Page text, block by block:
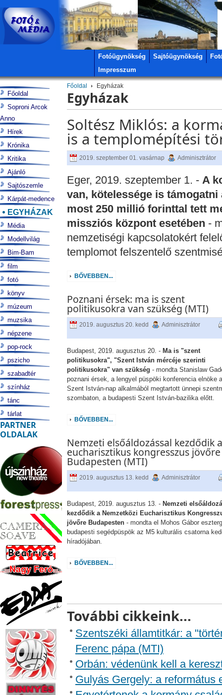
Fotóügynökség Sajtóügynökség
Impresszum
Főoldal Egyházak
Egyházak
Soltész Miklós: a
is a templomépítési
2019. szeptember 01. vasárnap Adminisztrátor
Eger, 2019. szeptember 1. - A
van, kötelessége is
most 250 millió forinttal tett
missziós központ esetében -
nemzetiségi kapcsolatokért
templomot felszentelő
BŐVEBBEN...
Poznani érsek: ma is szent
politikusokra van szükség (MTI)
2019. augusztus 20. kedd Adminisztrátor
Budapest, 2019. augusztus 20. -Ma is "szent
politikusokra", "Szent István mércéje szerinti
politikusokra" van szükség - mondta Stanislaw
poznani érsek, a lengyel püspöki konferencia elnöke a
Szent István-nap alkalmából megtartott ünnepi
szombaton, a budapesti Szent István-bazilika előtt.
BŐVEBBEN...
Nemzeti elsőáldozással kezdődik
eucharisztikus kongresszus jövőre
Budapesten (MTI)
2019. augusztus 13. kedd Adminisztrátor
Budapest, 2019. augusztus 13. -Nemzeti
kezdődik a Nemzetközi Eucharisztikus
jövőre Budapesten - mondta el Mohos Gábor
budapesti segédpüspök az M5 kulturális csatorna
híradójában.
BŐVEBBEN...
További cikkeink...
Szentszéki államtitkár: a
Ferenc pápa (MTI)
Orbán: védenünk kell a
Gulyás Gergely: a református
Főoldal
Soproni Arcok
Anno
Hírek
Krónika
Kritika
Ajánló
Sajtószemle
Kárpát-medence
EGYHÁZAK
Média
Modellvilág
Bim-Bam
film
fotó
könyv
múzeum
muzsika
népzene
pop-rock
pszicho
szabadtér
színház
tánc
tárlat
PARTNER
OLDALAK